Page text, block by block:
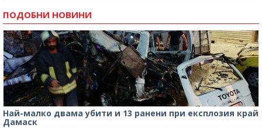
ПОДОБНИ НОВИНИ
Най-малко двама убити и 13 ранени при експлозия край
Дамаск